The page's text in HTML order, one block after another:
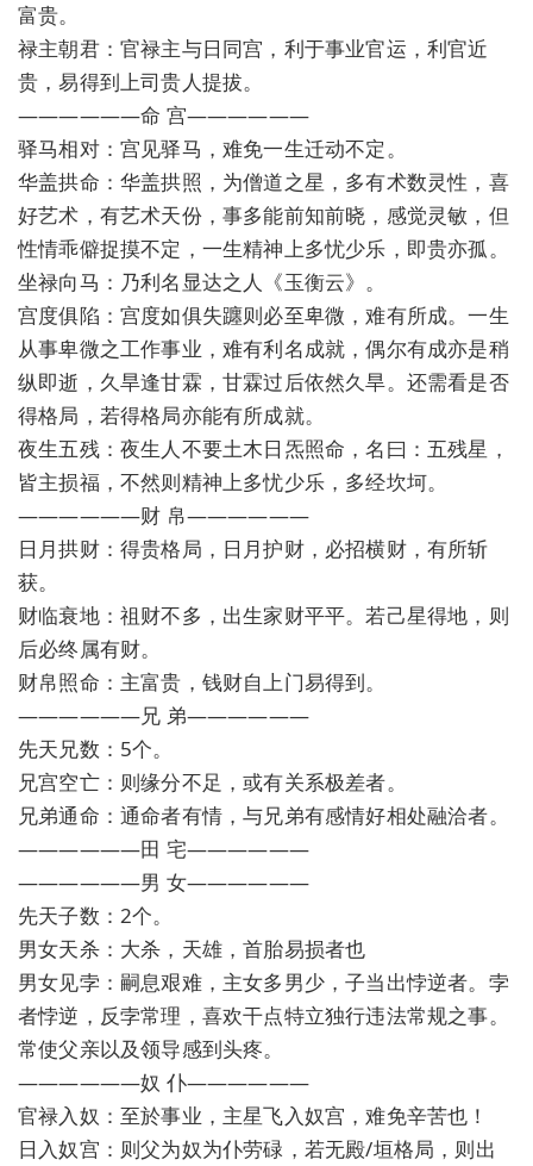
富贵。
禄主朝君：官禄主与日同宫，利于事业官运，利官近
贵，易得到上司贵人提拔。
——————命 宫——————
驿马相对：宫见驿马，难免一生迁动不定。
华盖拱命：华盖拱照，为僧道之星，多有术数灵性，喜
好艺术，有艺术天份，事多能前知前晓，感觉灵敏，但
性情乖僻捉摸不定，一生精神上多忧少乐，即贵亦孤。
坐禄向马：乃利名显达之人《玉衡云》。
宫度俱陷：宫度如俱失躔则必至卑微，难有所成。一生
从事卑微之工作事业，难有利名成就，偶尔有成亦是稍
纵即逝，久旱逢甘霖，甘霖过后依然久旱。还需看是否
得格局，若得格局亦能有所成就。
夜生五残：夜生人不要土木日炁照命，名曰：五残星，
皆主损福，不然则精神上多忧少乐，多经坎坷。
——————财 帛——————
日月拱财：得贵格局，日月护财，必招横财，有所斩
获。
财临衰地：祖财不多，出生家财平平。若己星得地，则
后必终属有财。
财帛照命：主富贵，钱财自上门易得到。
——————兄 弟——————
先天兄数：5个。
兄宫空亡：则缘分不足，或有关系极差者。
兄弟通命：通命者有情，与兄弟有感情好相处融洽者。
——————田 宅——————
——————男 女——————
先天子数：2个。
男女天杀：大杀，天雄，首胎易损者也
男女见孛：嗣息艰难，主女多男少，子当出悖逆者。孛
者悖逆，反孛常理，喜欢干点特立独行违法常规之事。
常使父亲以及领导感到头疼。
——————奴 仆——————
官禄入奴：至於事业，主星飞入奴宫，难免辛苦也！
日入奴宫：则父为奴为仆劳碌，若无殿/垣格局，则出